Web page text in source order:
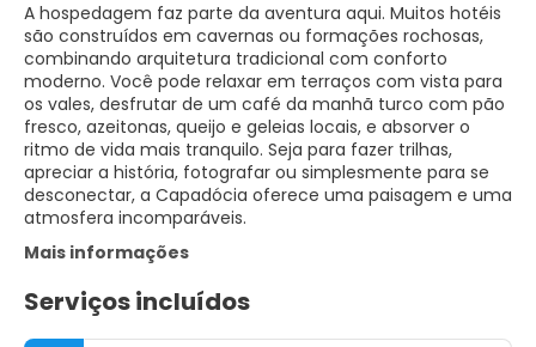
A hospedagem faz parte da aventura aqui. Muitos hotéis
são construídos em cavernas ou formações rochosas,
combinando arquitetura tradicional com conforto
moderno. Você pode relaxar em terraços com vista para
os vales, desfrutar de um café da manhã turco com pão
fresco, azeitonas, queijo e geleias locais, e absorver o
ritmo de vida mais tranquilo. Seja para fazer trilhas,
apreciar a história, fotografar ou simplesmente para se
desconectar, a Capadócia oferece uma paisagem e uma
atmosfera incomparáveis.
Mais informações
Serviços incluídos